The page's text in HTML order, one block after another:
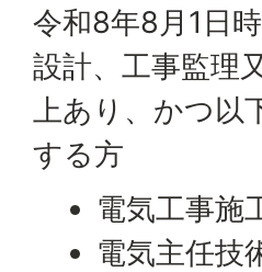
令和8年8月1日
設計、工事監理
上あり、かつ以
する方
電気工事施
電気主任技